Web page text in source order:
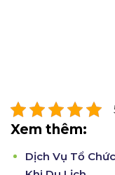
Xem thêm:
Dịch Vụ Tổ